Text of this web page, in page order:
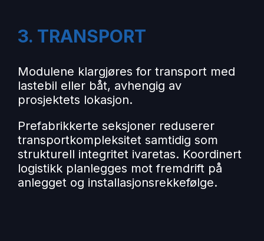
3. TRANSPORT
Modulene klargjøres for transport med
lastebil eller båt, avhengig av
prosjektets lokasjon.
Prefabrikkerte seksjoner reduserer
transportkompleksitet samtidig som
strukturell integritet ivaretas. Koordinert
logistikk planlegges mot fremdrift på
anlegget og installasjonsrekkefølge.